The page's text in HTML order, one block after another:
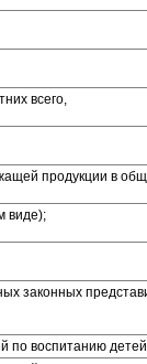
всего,
продукции в
виде);
законных
по воспитанию